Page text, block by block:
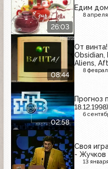
26:03
Едим
8 апреля
08:44
От
Obsidian,
Aliens,
8
02:58
Прогноз
18.12.1998)
6
Своя
- Жучков
13